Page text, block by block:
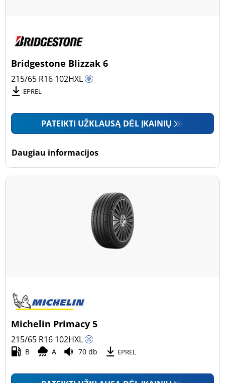
Bridgestone Blizzak 6
215/65 R16 102HXL
EPREL
PATEIKTI UŽKLAUSĄ DĖL ĮKAINIŲ
Daugiau informacijos
Michelin Primacy 5
215/65 R16 102HXL
B A 70 db EPREL